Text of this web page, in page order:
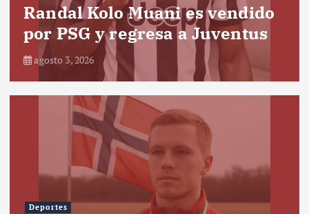
Randal Kolo Muani es vendido
por PSG y regresa a Juventus
agosto 3, 2026
Deportes